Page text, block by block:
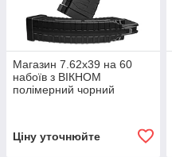
Магазин 7.62х39 на 60
набоїв з ВІКНОМ
полімерний чорний
Ціну уточнюйте